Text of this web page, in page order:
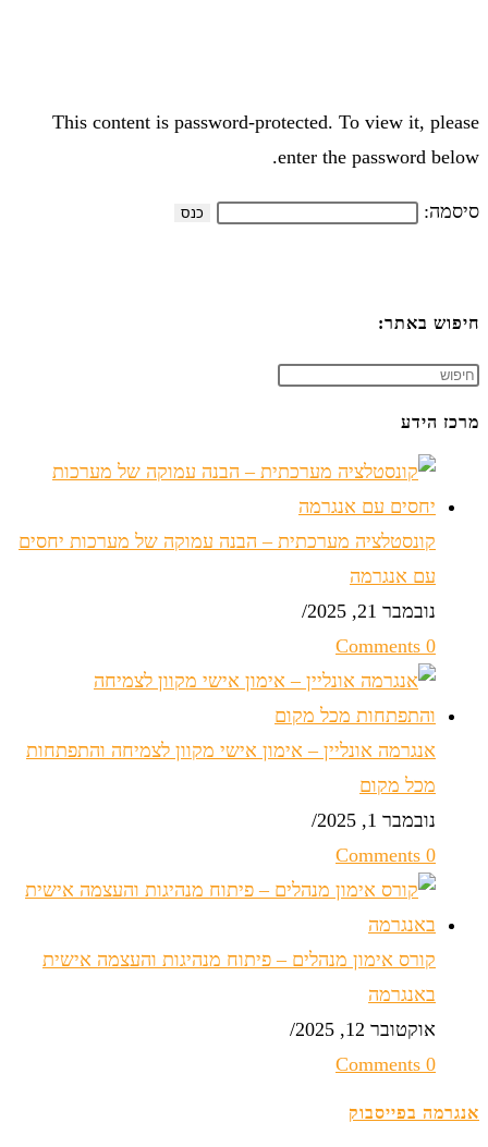
This content is password-protected. To view it, please
enter the password below.
סיסמה:
חיפוש באתר:
מרכז הידע
קונסטלציה מערכתית – הבנה עמוקה של מערכות יחסים
עם אנגרמה
נובמבר 21, 2025
/
0 Comments
אנגרמה אונליין – אימון אישי מקוון לצמיחה והתפתחות
מכל מקום
נובמבר 1, 2025
/
0 Comments
קורס אימון מנהלים – פיתוח מנהיגות והעצמה אישית
באנגרמה
אוקטובר 12, 2025
/
0 Comments
אנגרמה בפייסבוק